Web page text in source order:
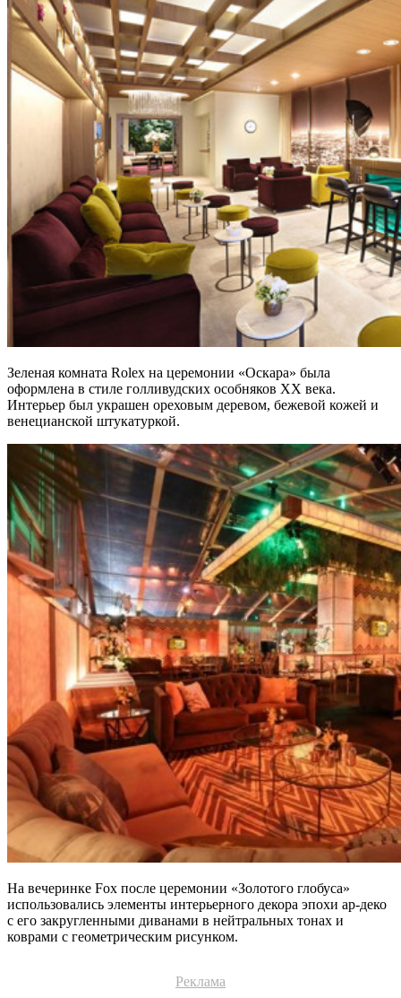
Зеленая комната Rolex на церемонии «Оскара» была
оформлена в стиле голливудских особняков XX века.
Интерьер был украшен ореховым деревом, бежевой кожей и
венецианской штукатуркой.
На вечеринке Fox после церемонии «Золотого глобуса»
использовались элементы интерьерного декора эпохи ар-деко
с его закругленными диванами в нейтральных тонах и
коврами с геометрическим рисунком.
Реклама